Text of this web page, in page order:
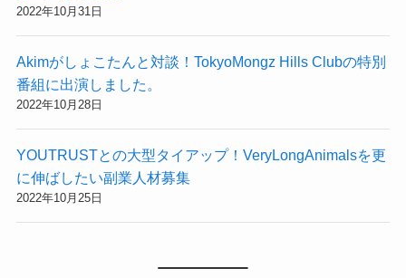
2022年10月31日
Akimがしょこたんと対談！TokyoMongz Hills Clubの特別
番組に出演しました。
2022年10月28日
YOUTRUSTとの大型タイアップ！VeryLongAnimalsを更
に伸ばしたい副業人材募集
2022年10月25日